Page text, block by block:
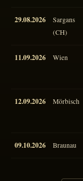
29.08.2026
Sargans
(CH)
11.09.2026 Wien
12.09.2026 Mörbisch
09.10.2026 Braunau